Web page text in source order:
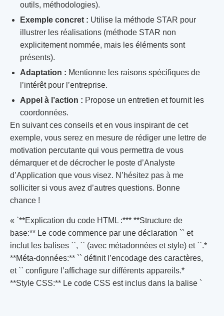
outils, méthodologies).
Exemple concret : Utilise la méthode STAR pour
illustrer les réalisations (méthode STAR non
explicitement nommée, mais les éléments sont
présents).
Adaptation : Mentionne les raisons spécifiques de
l’intérêt pour l’entreprise.
Appel à l’action : Propose un entretien et fournit les
coordonnées.
En suivant ces conseils et en vous inspirant de cet
exemple, vous serez en mesure de rédiger une lettre de
motivation percutante qui vous permettra de vous
démarquer et de décrocher le poste d’Analyste
d’Application que vous visez. N’hésitez pas à me
solliciter si vous avez d’autres questions. Bonne
chance !
« `**Explication du code HTML :*** **Structure de
base:** Le code commence par une déclaration `` et
inclut les balises ``, `` (avec métadonnées et style) et ``.*
**Méta-données:** `` définit l’encodage des caractères,
et `` configure l’affichage sur différents appareils.*
**Style CSS:** Le code CSS est inclus dans la balise `